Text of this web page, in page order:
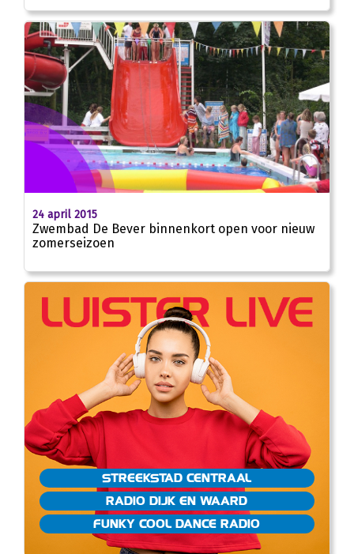
24 april 2015
Zwembad De Bever binnenkort open voor nieuw
zomerseizoen
STREEKSTAD CENTRAAL
RADIO DIJK EN WAARD
FUNKY COOL DANCE RADIO